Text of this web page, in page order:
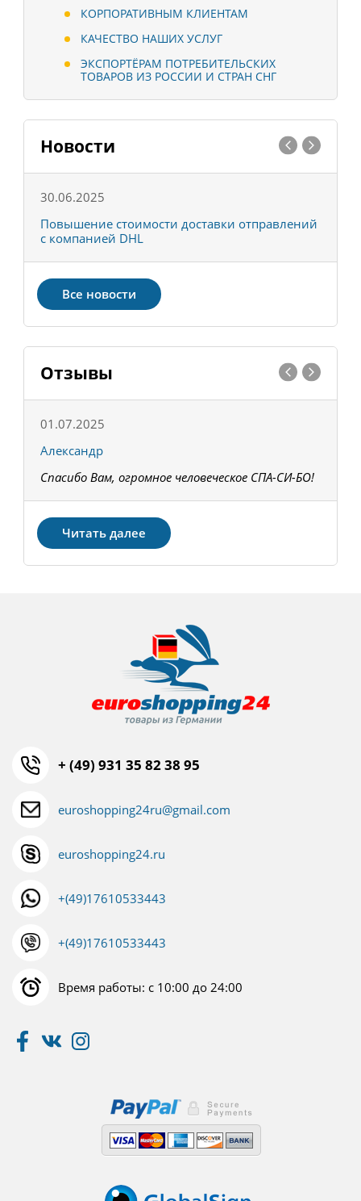
КОРПОРАТИВНЫМ КЛИЕНТАМ
КАЧЕСТВО НАШИХ УСЛУГ
ЭКСПОРТЁРАМ ПОТРЕБИТЕЛЬСКИХ
ТОВАРОВ ИЗ РОССИИ И СТРАН СНГ
Новости
30.06.2025
Повышение стоимости доставки отправлений
с компанией DHL
Все новости
Отзывы
01.07.2025
Александр
Спасибо Вам, огромное человеческое СПА-СИ-БО!
Читать далее
+ (49) 931 35 82 38 95
euroshopping24ru@gmail.com
euroshopping24.ru
+(49)17610533443
+(49)17610533443
Время работы: с 10:00 до 24:00